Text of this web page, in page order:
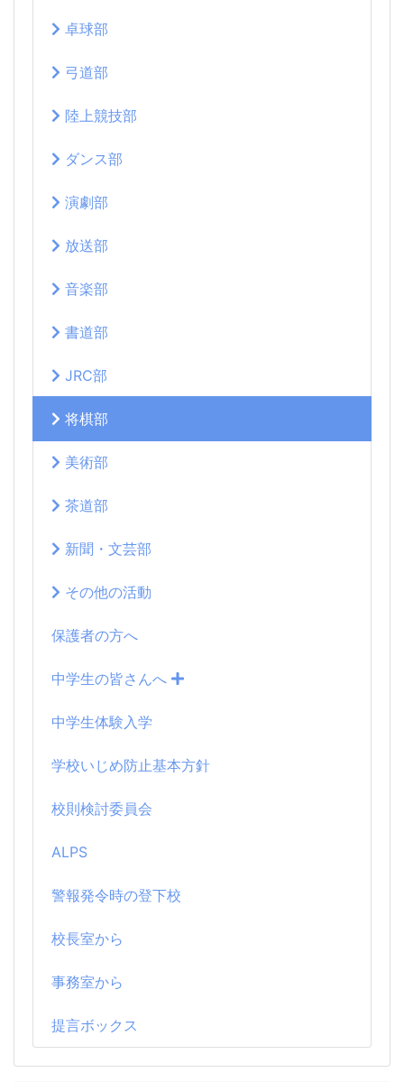
卓球部
弓道部
陸上競技部
ダンス部
演劇部
放送部
音楽部
書道部
JRC部
将棋部
美術部
茶道部
新聞・文芸部
その他の活動
保護者の方へ
中学生の皆さんへ
中学生体験入学
学校いじめ防止基本方針
校則検討委員会
ALPS
警報発令時の登下校
校長室から
事務室から
提言ボックス